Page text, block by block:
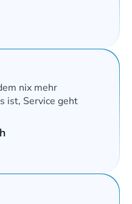
nix mehr
ist, Service geht